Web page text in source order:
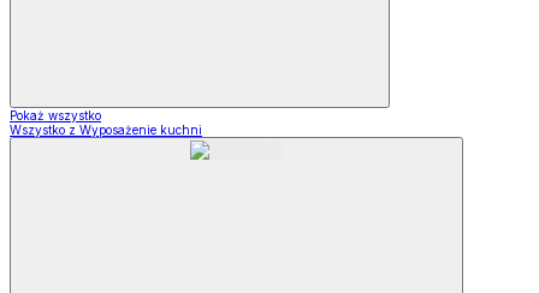
Pokaż wszystko
Wszystko z Wyposażenie kuchni